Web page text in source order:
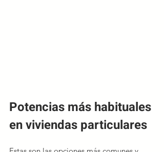
Potencias más habituales
en viviendas particulares